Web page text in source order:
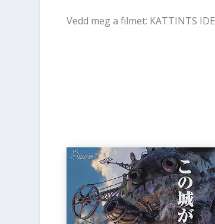
Vedd meg a filmet: KATTINTS IDE